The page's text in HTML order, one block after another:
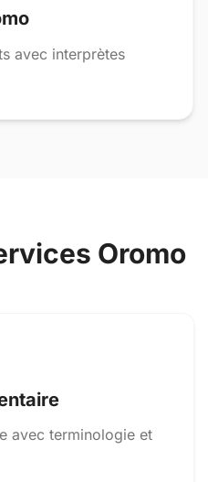
avec interprètes
Oromo
avec terminologie et